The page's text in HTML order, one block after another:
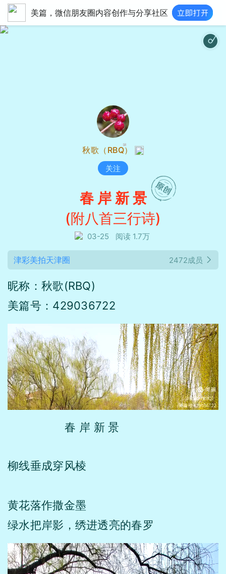
美篇，微信朋友圈内容创作与分享社区
秋歌（RBQ）
关注
春 岸 新 景
(附八首三行诗)
03-25 阅读 1.7万
津彩美拍天津圈 2472成员
昵称：秋歌(RBQ)
美篇号：429036722
春 岸 新 景
柳线垂成穿风棱
黄花落作撒金墨
绿水把岸影，绣进透亮的春罗